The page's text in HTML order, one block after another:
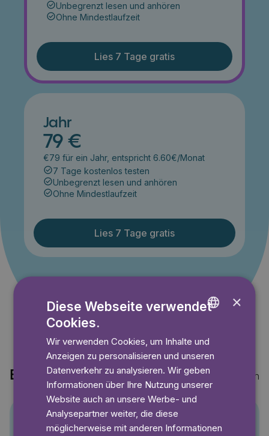
Unbegrenzt lesen und anhören
Ohne Mindestlaufzeit
Lies 7 Tage gratis
Jahr
79 €
€79 für ein Jahr, entspricht 6.60€/Monat
7 Tage kostenlos testen
Unbegrenzt lesen und anhören
Ohne Mindestlaufzeit
Lies 7 Tage gratis
Entdecke auch Mehr anzeigen
GERMAN
×
Diese Webseite verwendet
Cookies.
Wir verwenden Cookies, um Inhalte und
Anzeigen zu personalisieren und unseren
Datenverkehr zu analysieren. Wir geben
Informationen über Ihre Nutzung unserer
Website auch an unsere Werbe- und
Analysepartner weiter, die diese
möglicherweise mit anderen Informationen